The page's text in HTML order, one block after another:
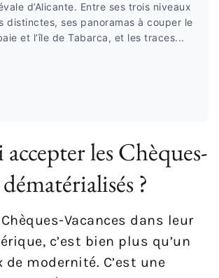
d’Alicante. Entre ses trois niveaux
distinctes, ses panoramas à couper le
et l’île de Tabarca, et les traces...
les Chèques-
?
Vacances dans leur
c’est bien plus qu’un
modernité. C’est une